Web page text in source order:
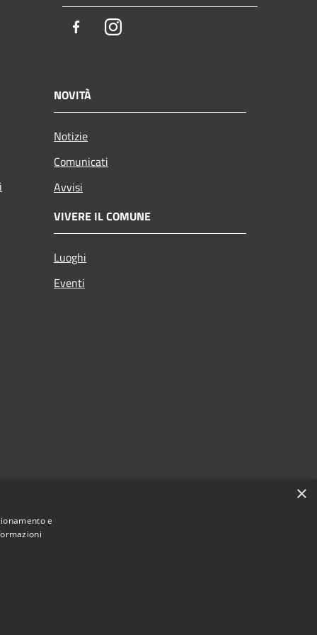
FacebookInstagram
NOVITÀ
Notizie
Comunicati
Avvisi
VIVERE IL COMUNE
Luoghi
Eventi
×
e